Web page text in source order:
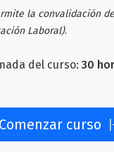
la convalidación
Laboral).
del curso: 30
Comenzar curso